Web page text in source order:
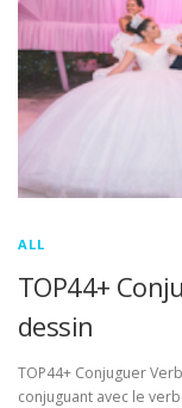
ALL
TOP44+
dessin
TOP44+ Conjuguer
conjuguant avec le